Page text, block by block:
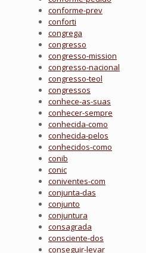
conforme-prev
conforti
congrega
congresso
congresso-mission
congresso-nacional
congresso-teol
congressos
conhece-as-suas
conhecer-sempre
conhecida-como
conhecida-pelos
conhecidos-como
conib
conic
coniventes-com
conjunta-das
conjunto
conjuntura
consagrada
consciente-dos
conseguir-levar